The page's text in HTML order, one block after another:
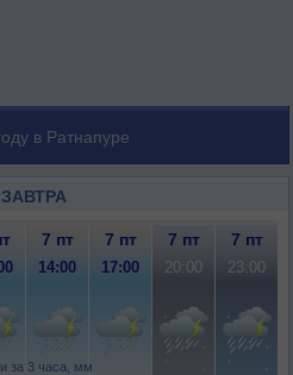
в Ратнапуре
за 3 часа, мм
7 пт 7 пт 7 пт 7 пт
14:00 17:00 20:00 23:00